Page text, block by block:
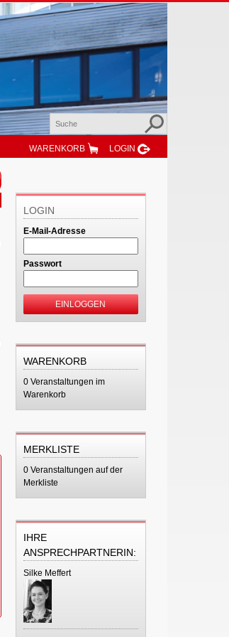
WARENKORB LOGIN
LOGIN
E-Mail-Adresse
Passwort
EINLOGGEN
WARENKORB
0 Veranstaltungen im
Warenkorb
MERKLISTE
0 Veranstaltungen auf der
Merkliste
IHRE
ANSPRECHPARTNERIN:
Silke Meffert